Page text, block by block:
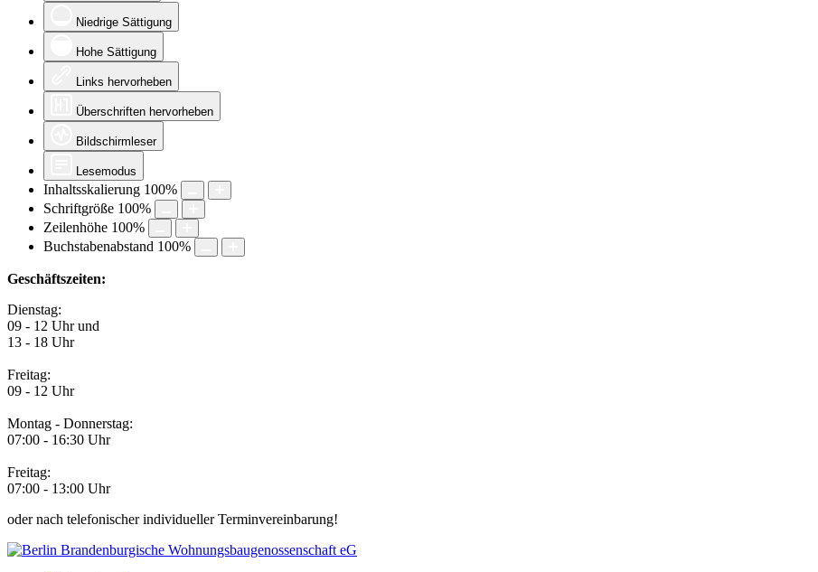
Niedrige Sättigung
Hohe Sättigung
Links hervorheben
Überschriften hervorheben
Bildschirmleser
Lesemodus
Inhaltsskalierung 100%
Schriftgröße 100%
Zeilenhöhe 100%
Buchstabenabstand 100%
Geschäftszeiten:
Dienstag:
09 - 12 Uhr und
13 - 18 Uhr
Freitag:
09 - 12 Uhr
Montag - Donnerstag:
07:00 - 16:30 Uhr
Freitag:
07:00 - 13:00 Uhr
oder nach telefonischer individueller Terminvereinbarung!